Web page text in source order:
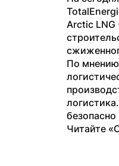
Arctic LNG
По мнению
безопасно
Читайте